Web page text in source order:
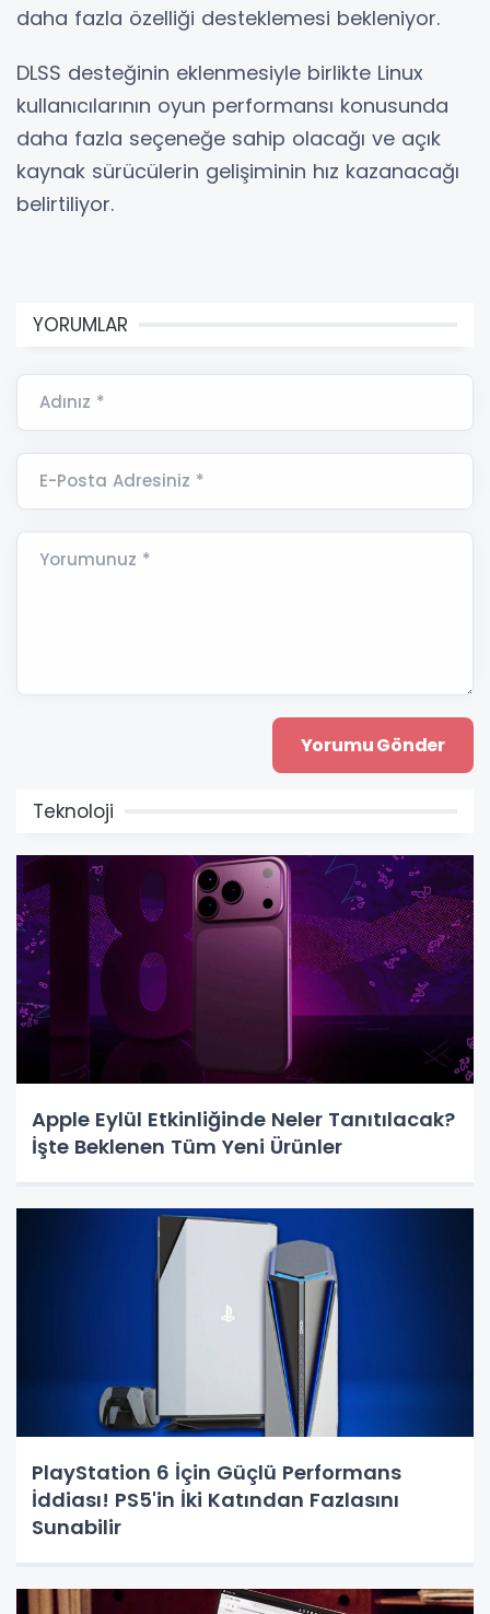
daha fazla özelliği desteklemesi bekleniyor.
DLSS desteğinin eklenmesiyle birlikte Linux
kullanıcılarının oyun performansı konusunda
daha fazla seçeneğe sahip olacağı ve açık
kaynak sürücülerin gelişiminin hız kazanacağı
belirtiliyor.
YORUMLAR
Adınız *
E-Posta Adresiniz *
Yorumunuz *
Teknoloji
Apple Eylül Etkinliğinde Neler Tanıtılacak?
İşte Beklenen Tüm Yeni Ürünler
PlayStation 6 İçin Güçlü Performans
İddiası! PS5'in İki Katından Fazlasını
Sunabilir